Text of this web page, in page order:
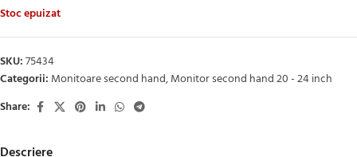
Stoc epuizat
SKU:75434
Categorii: Monitoare second hand,Monitor second hand 20 - 24 inch
Share:
Descriere